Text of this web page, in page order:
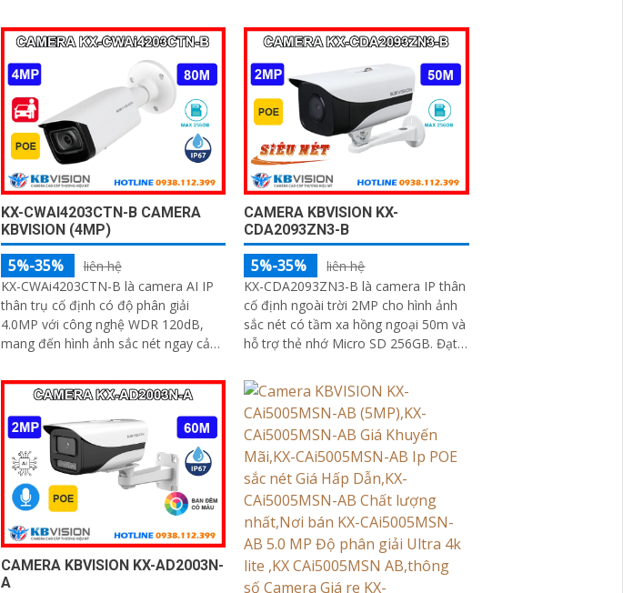
rào ảo hình ảnh sắc nét 2.0 MP H
60m và khoảng cách nhận diện lý
tưởng từ 8–20m, camera mang đến
hình ảnh sắc nét trong mọi điều kiện
ánh sáng
KX-CWAI4203CTN-B CAMERA
KBVISION (4MP)
5%-35%
liên hệ
KX-CWAi4203CTN-B là camera AI IP
thân trụ cố định có độ phân giải
4.0MP với công nghệ WDR 120dB,
mang đến hình ảnh sắc nét ngay cả
CAMERA KBVISION KX-
CDA2093ZN3-B
5%-35%
liên hệ
KX-CDA2093ZN3-B là camera IP thân
cố định ngoài trời 2MP cho hình ảnh
sắc nét có tầm xa hồng ngoại 50m và
hỗ trợ thẻ nhớ Micro SD 256GB. Đạt
quan sát hoạt động bền bỉ trong mọi
điều kiện thời tiết
CAMERA KBVISION KX-AD2003N-
A